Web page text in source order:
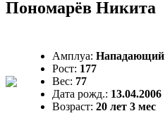
Пономарёв Никита
Амплуа: Нападающий
Рост: 177
Вес: 77
Дата рожд.: 13.04.2006
Возраст: 20 лет 3 мес